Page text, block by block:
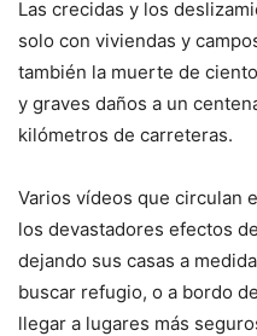
Las crecidas y los
solo con viviendas y
también la muerte de
y graves daños a un
kilómetros de carreteras.
Varios vídeos que circulan
los devastadores efectos
dejando sus casas a
buscar refugio, o a bordo
llegar a lugares más